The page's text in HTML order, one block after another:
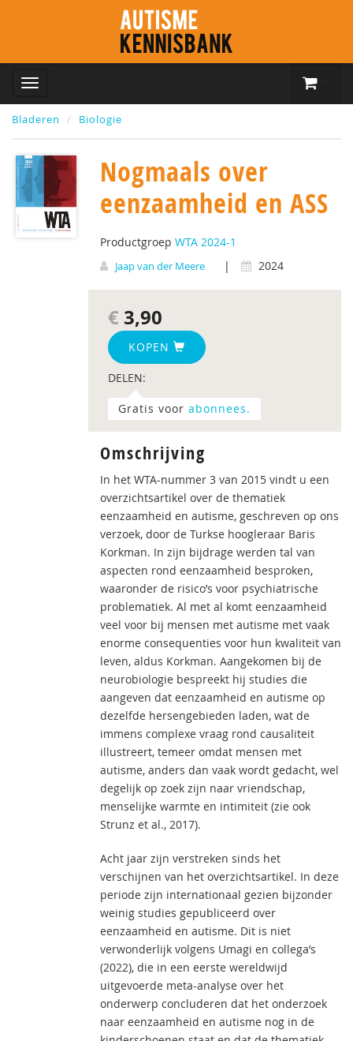
Bladeren Biologie
Nogmaals over
eenzaamheid en ASS
Productgroep WTA 2024-1
Jaap van der Meere | 2024
€ 3,90
KOPEN
DELEN:
Gratis voor abonnees.
Omschrijving
In het WTA-nummer 3 van 2015 vindt u een
overzichtsartikel over de thematiek
eenzaamheid en autisme, geschreven op ons
verzoek, door de Turkse hoogleraar Baris
Korkman. In zijn bijdrage werden tal van
aspecten rond eenzaamheid besproken,
waaronder de risico’s voor psychiatrische
problematiek. Al met al komt eenzaamheid
veel voor bij mensen met autisme met vaak
enorme consequenties voor hun kwaliteit van
leven, aldus Korkman. Aangekomen bij de
neurobiologie bespreekt hij studies die
aangeven dat eenzaamheid en autisme op
dezelfde hersengebieden laden, wat de
immens complexe vraag rond causaliteit
illustreert, temeer omdat mensen met
autisme, anders dan vaak wordt gedacht, wel
degelijk op zoek zijn naar vriendschap,
menselijke warmte en intimiteit (zie ook
Strunz et al., 2017).
Acht jaar zijn verstreken sinds het
verschijnen van het overzichtsartikel. In deze
periode zijn internationaal gezien bijzonder
weinig studies gepubliceerd over
eenzaamheid en autisme. Dit is niet
verwonderlijk volgens Umagi en collega’s
(2022), die in een eerste wereldwijd
uitgevoerde meta-analyse over het
onderwerp concluderen dat het onderzoek
naar eenzaamheid en autisme nog in de